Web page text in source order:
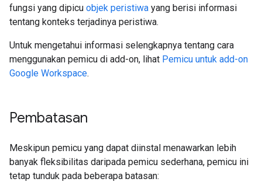
fungsi yang dipicu objek peristiwa yang berisi informasi
tentang konteks terjadinya peristiwa.
Untuk mengetahui informasi selengkapnya tentang cara
menggunakan pemicu di add-on, lihat Pemicu untuk add-on
Google Workspace.
Pembatasan
Meskipun pemicu yang dapat diinstal menawarkan lebih
banyak fleksibilitas daripada pemicu sederhana, pemicu ini
tetap tunduk pada beberapa batasan: